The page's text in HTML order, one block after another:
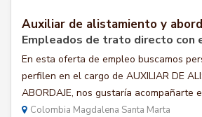
Auxiliar de alistamiento y
Empleados de trato directo con
En esta oferta de empleo buscamos
perfilen en el cargo de AUXILIAR DE
ABORDAJE, nos gustaría acompañarte
Colombia Magdalena Santa Marta